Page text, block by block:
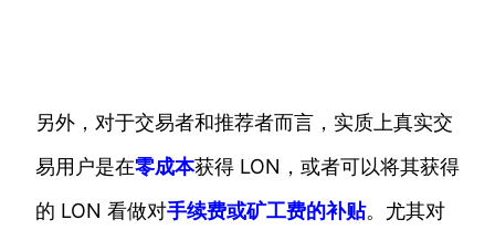
另外，对于交易者和推荐者而言，实质上真实交
易用户是在零成本获得 LON，或者可以将其获得
的 LON 看做对手续费或矿工费的补贴。尤其对